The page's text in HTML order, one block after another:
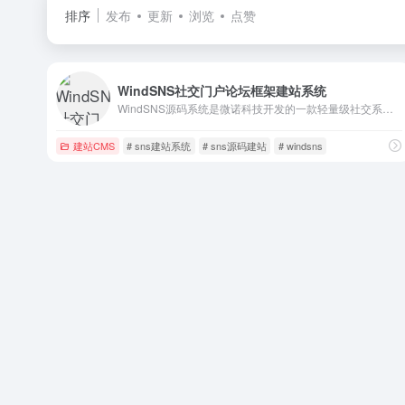
排序 发布 更新 浏览 点赞
WindSNS社交门户论坛框架建站系统
建站CMS # sns建站系统 # sns源码建站 # windsns